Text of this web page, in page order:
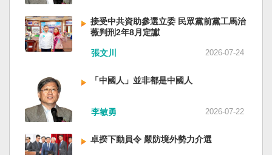
接受中共資助參選立委 民眾黨前黨工馬治
薇判刑2年8月定讞
張文川 2026-07-24
「中國人」並非都是中國人
李敏勇 2026-07-22
卓揆下動員令 嚴防境外勢力介選